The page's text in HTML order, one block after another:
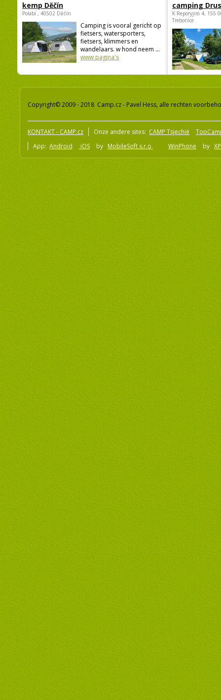
kemp Děčín
Polabí , 40502 Děčín
Camping is vooral gericht op
fietsers, watersporters,
fietsers, klimmers en
wandelaars. w hond neem ...
www pagina's
camping
K Reporyjim 4, 155
Trebonice
Copyright© 2009 - 2018 Camp.cz - Pavel Hess, alle rechten
KONTAKT - CAMP.cz Onze andere sites: CAMP Tsjechië
App: Android iOS by MobileSoft s.r.o WinPhone by